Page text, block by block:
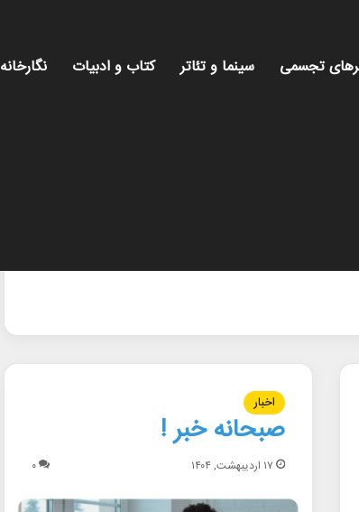
تجسمی سینما و تئاتر کتاب و ادبیات نگارخانه
اخبار
صبحانه خبر !
۱۷ اردیبهشت, ۱۴۰۴ ۰